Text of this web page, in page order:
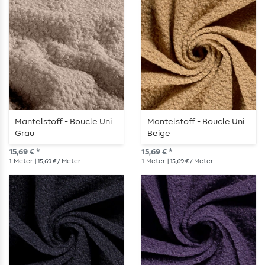
Mantelstoff - Boucle Uni
Grau
15,69 € *
1 Meter | 15,69 € / Meter
Mantelstoff - Boucle Uni
Beige
15,69 € *
1 Meter | 15,69 € / Meter